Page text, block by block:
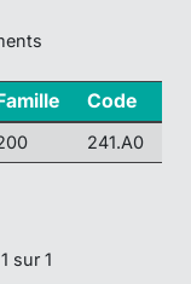
Code
241.A0
sur 1